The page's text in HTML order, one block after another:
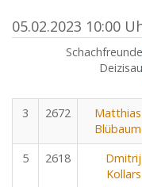
05.02.2023 10:00
Schachfreunde
Deizisau
3 2672
Matthias
Blübaum
5 2618
Dmitrij
Kollars